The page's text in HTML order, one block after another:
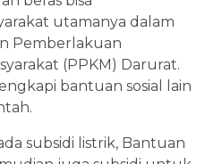
utamanya dalam
Pemberlakuan
(PPKM) Darurat.
bantuan sosial lain
subsidi listrik, Bantuan